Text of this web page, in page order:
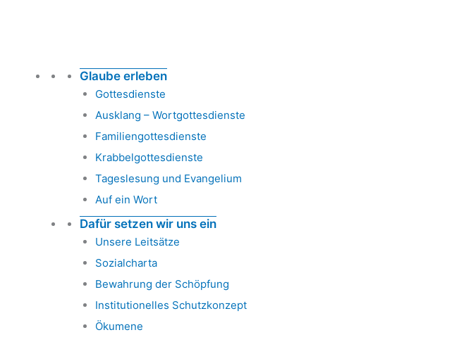
Glaube erleben
Gottesdienste
Ausklang – Wortgottesdienste
Familiengottesdienste
Krabbelgottesdienste
Tageslesung und Evangelium
Auf ein Wort
Dafür setzen wir uns ein
Unsere Leitsätze
Sozialcharta
Bewahrung der Schöpfung
Institutionelles Schutzkonzept
Ökumene